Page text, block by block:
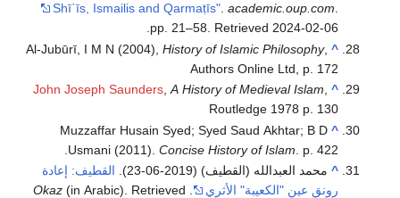
Shī῾īs, Ismailis and Qarmaṭīs" .academic.oup.com
pp. 21–58 . Retrieved2024-02-06
.
^
Al-Jubūrī, I M N (2004),History of Islamic Philosophy ,
Authors Online Ltd, p. 172
^
John Joseph Saunders ,A History of Medieval Islam ,
Routledge 1978 p. 130
^
Muzzaffar Husain Syed; Syed Saud Akhtar; B D
Usmani (2011).Concise History of Islam
. p. 422.
^ محمد العبدالله (القطيف)(2019-06-23).
القطيف: إعادة
رونق عين "الكعيبة" الأثري
.
Okaz(in Arabic)
. Retrieved